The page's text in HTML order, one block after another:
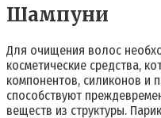
Шампуни
Для очищения волос
косметические средства,
компонентов, силиконов и
способствуют
веществ из структуры.